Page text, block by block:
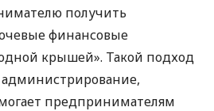
получить
финансовые
крышей». Такой подход
предпринимателям